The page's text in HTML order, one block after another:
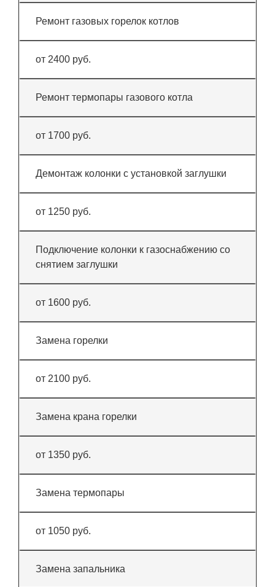
Ремонт газовых горелок котлов
от 2400 руб.
Ремонт термопары газового котла
от 1700 руб.
Демонтаж колонки с установкой заглушки
от 1250 руб.
Подключение колонки к газоснабжению со
снятием заглушки
от 1600 руб.
Замена горелки
от 2100 руб.
Замена крана горелки
от 1350 руб.
Замена термопары
от 1050 руб.
Замена запальника